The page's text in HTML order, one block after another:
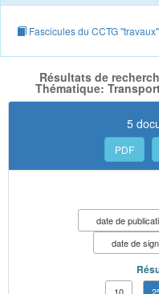
Fascicules du CCTG
Résultats de
Thématique:
5
PDF
date de
date de
10